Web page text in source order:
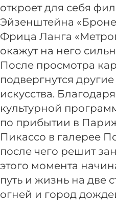
откроет для себя
Эйзенштейна
Фрица Ланга
окажут на него
После просмотра
подвергнутся
искусства.
культурной
по прибытии в
Пикассо в галерее
после чего решит
этого момента
путь и жизнь на две
огней и город